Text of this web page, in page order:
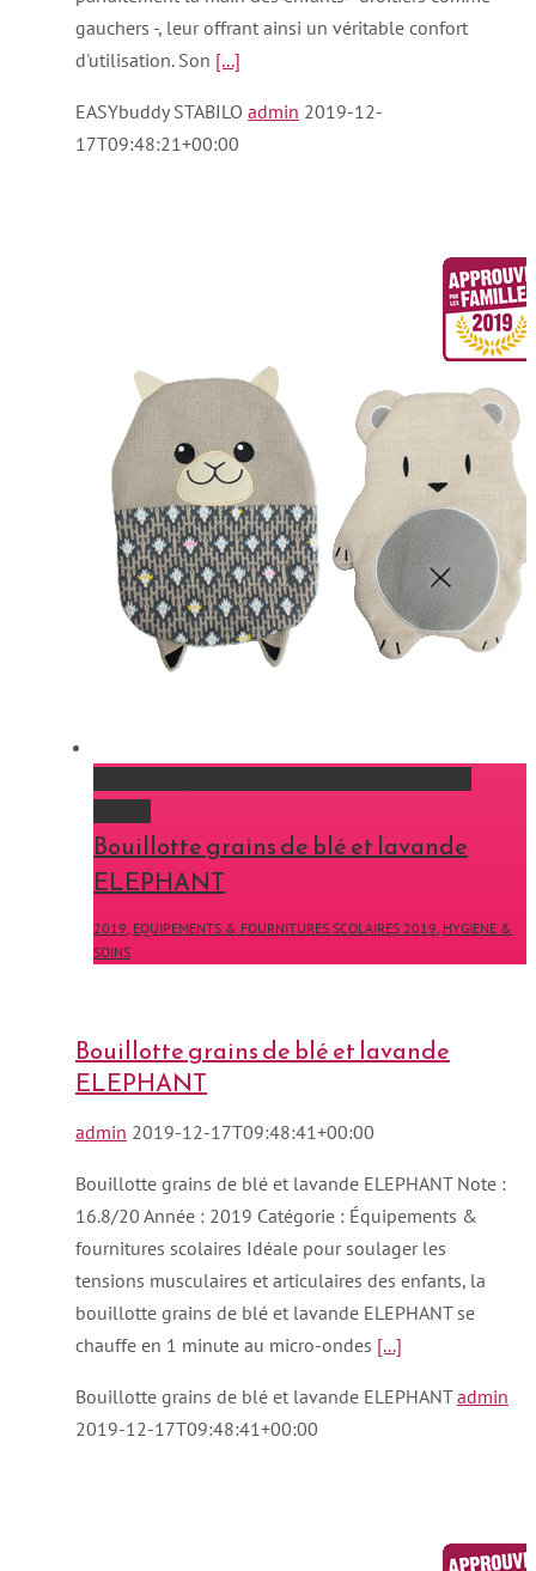
gauchers -, leur offrant ainsi un véritable confort
d'utilisation. Son [...]
EASYbuddy STABILO admin 2019-12-
17T09:48:21+00:00
Bouillotte grains de blé et lavande
ELEPHANT
2019 EQUIPEMENTS & FOURNITURES SCOLAIRES 2019 HYGIENE &
SOINS
Bouillotte grains de blé et lavande
ELEPHANT
admin 2019-12-17T09:48:41+00:00
Bouillotte grains de blé et lavande ELEPHANT Note :
16.8/20 Année : 2019 Catégorie : Équipements &
fournitures scolaires Idéale pour soulager les
tensions musculaires et articulaires des enfants, la
bouillotte grains de blé et lavande ELEPHANT se
chauffe en 1 minute au micro-ondes [...]
Bouillotte grains de blé et lavande ELEPHANTadmin
2019-12-17T09:48:41+00:00